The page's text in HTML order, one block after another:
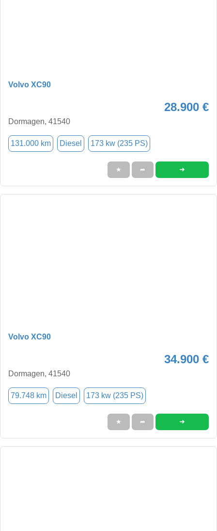
Volvo XC90
28.900 €
Dormagen, 41540
131.000 km Diesel 173 kw (235 PS)
★ ➦ ➜
Volvo XC90
34.900 €
Dormagen, 41540
79.748 km Diesel 173 kw (235 PS)
★ ➦ ➜